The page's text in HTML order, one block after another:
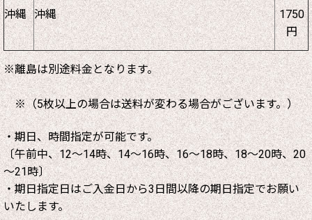
沖縄 沖縄
1750
円
※離島は別途料金となります。
※（5枚以上の場合は送料が変わる場合がございます。）
・期日、時間指定が可能です。
〔午前中、12～14時、14～16時、16～18時、18～20時、20
～21時〕
・期日指定日はご入金日から3日間以降の期日指定でお願い
いたします。